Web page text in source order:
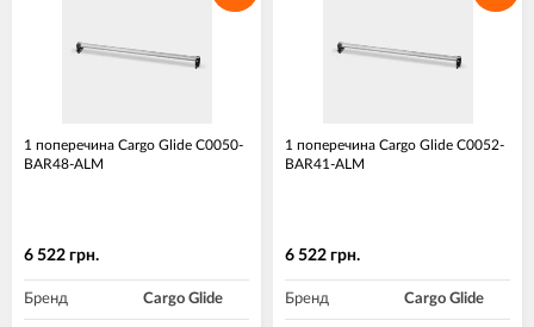
1 поперечина Cargo Glide C0050-
BAR48-ALM
6 522 грн.
Бренд Cargo Glide
1 поперечина Cargo Glide C0052-
BAR41-ALM
6 522 грн.
Бренд Cargo Glide